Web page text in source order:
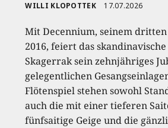
WILLI KLOPOTTEK 17.07.2026
Mit Decennium, seinem
2016, feiert das
Skagerrak sein zehnjähriges
gelegentlichen
Flötenspiel stehen sowohl
auch die mit einer tieferen
fünfsaitige Geige und die